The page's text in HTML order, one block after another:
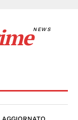
NEWS